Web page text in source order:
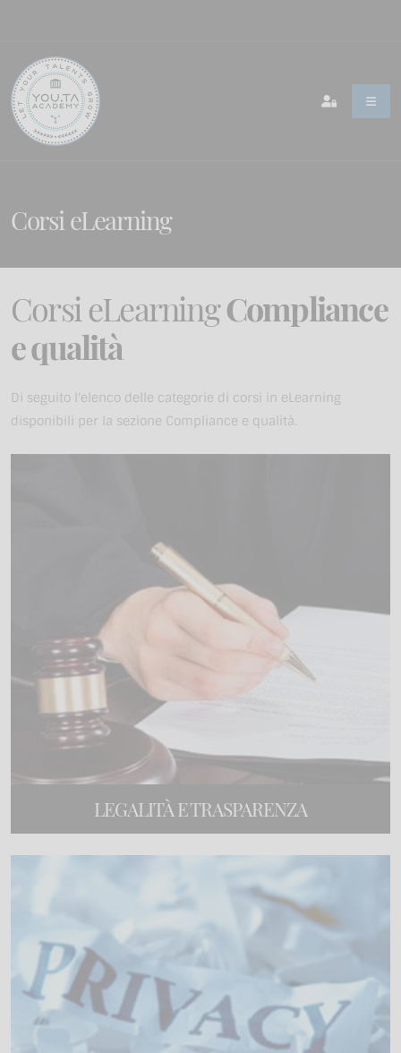
Corsi eLearning
Corsi eLearningCompliance
e qualità
Di seguito l'elenco delle categorie di corsi in eLearning
disponibili per la sezione Compliance e qualità.
LEGALITÀ E TRASPARENZA
9 corsi di formazione online